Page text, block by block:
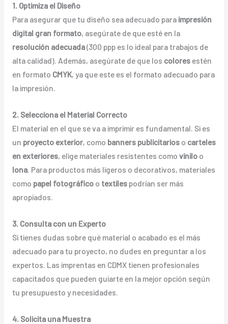
1. Optimiza el Diseño
Para asegurar que tu diseño sea adecuado para impresión
digital gran formato, asegúrate de que esté en la
resolución adecuada(300 ppp es lo ideal para trabajos de
alta calidad). Además, asegúrate de que los coloresestén
en formato CMYK, ya que este es el formato adecuado para
la impresión.
2. Selecciona el Material Correcto
El material en el que se va a imprimir es fundamental. Si es
un proyecto exterior, como banners publicitarioso carteles
en exteriores, elige materiales resistentes como viniloo
lona. Para productos más ligeros o decorativos, materiales
como papel fotográficoo textilespodrían ser más
apropiados.
3. Consulta con un Experto
Si tienes dudas sobre qué material o acabado es el más
adecuado para tu proyecto, no dudes en preguntar a los
expertos. Las imprentas en CDMX tienen profesionales
capacitados que pueden guiarte en la mejor opción según
tu presupuesto y necesidades.
4. Solicita una Muestra